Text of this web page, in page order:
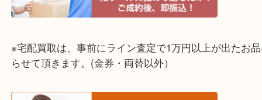
神戸市（西区・北区・垂水区・須磨区・兵庫区）